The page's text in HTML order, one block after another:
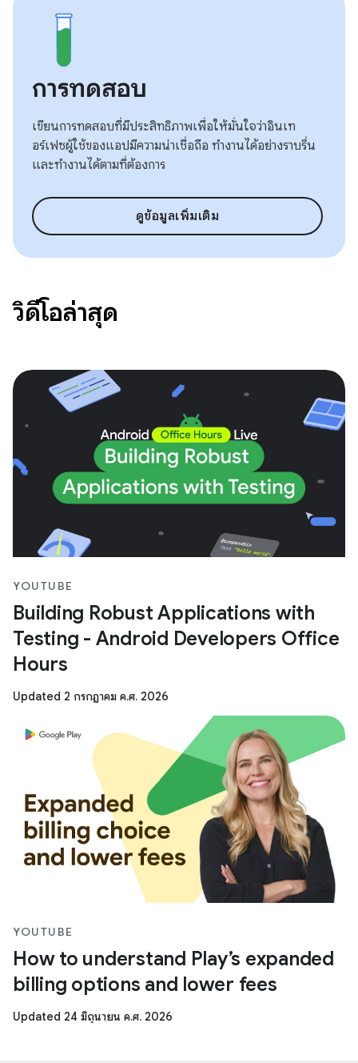
การทดสอบ
เขียนการทดสอบที่มีประสิทธิภาพเพื่อให้มั่นใจว่าอินเท
อร์เฟซผู้ใช้ของแอปมีความน่าเชื่อถือ ทำงานได้อย่างราบรื่น
และทำงานได้ตามที่ต้องการ
ดูข้อมูลเพิ่มเติม
วิดีโอล่าสุด
YOUTUBE
Building Robust Applications with
Testing - Android Developers Office
Hours
Updated 2 กรกฎาคม ค.ศ. 2026
YOUTUBE
How to understand Play’s expanded
billing options and lower fees
Updated 24 มิถุนายน ค.ศ. 2026